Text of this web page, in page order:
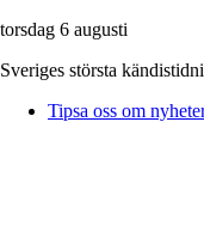
torsdag 6 augusti
Sveriges största
Tipsa oss om